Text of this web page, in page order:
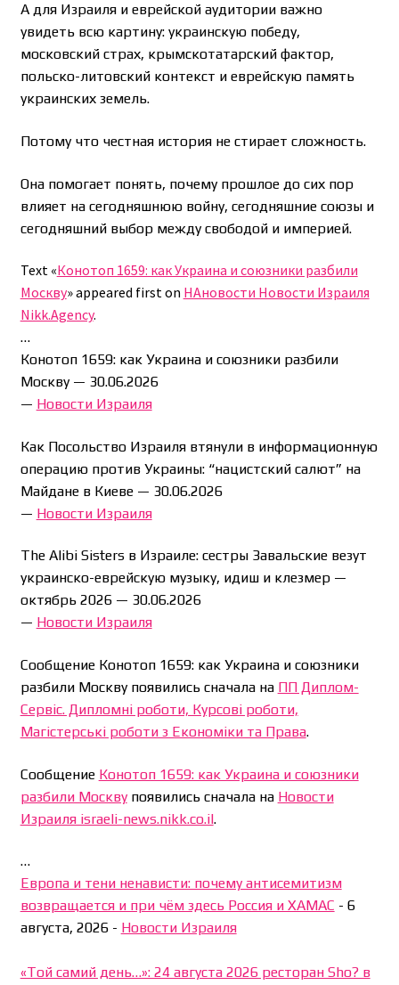
А для Израиля и еврейской аудитории важно
увидеть всю картину: украинскую победу,
московский страх, крымскотатарский фактор,
польско-литовский контекст и еврейскую память
украинских земель.
Потому что честная история не стирает сложность.
Она помогает понять, почему прошлое до сих пор
влияет на сегодняшнюю войну, сегодняшние союзы и
сегодняшний выбор между свободой и империей.
Text «Конотоп 1659: как Украина и союзники разбили
Москву» appeared first on НАновости Новости Израиля
Nikk.Agency.
…
Конотоп 1659: как Украина и союзники разбили
Москву — 30.06.2026
— Новости Израиля
Как Посольство Израиля втянули в информационную
операцию против Украины: “нацистский салют” на
Майдане в Киеве — 30.06.2026
— Новости Израиля
The Alibi Sisters в Израиле: сестры Завальские везут
украинско-еврейскую музыку, идиш и клезмер —
октябрь 2026 — 30.06.2026
— Новости Израиля
Сообщение Конотоп 1659: как Украина и союзники
разбили Москву появились сначала на ПП Диплом-
Сервіс. Дипломні роботи, Курсові роботи,
Магістерські роботи з Економіки та Права.
Сообщение Конотоп 1659: как Украина и союзники
разбили Москвупоявились сначала на Новости
Израиля israeli-news.nikk.co.il.
…
Европа и тени ненависти: почему антисемитизм
возвращается и при чём здесь Россия и ХАМАС - 6
августа, 2026- Новости Израиля
«Той самий день…»: 24 августа 2026 ресторан Sho? в